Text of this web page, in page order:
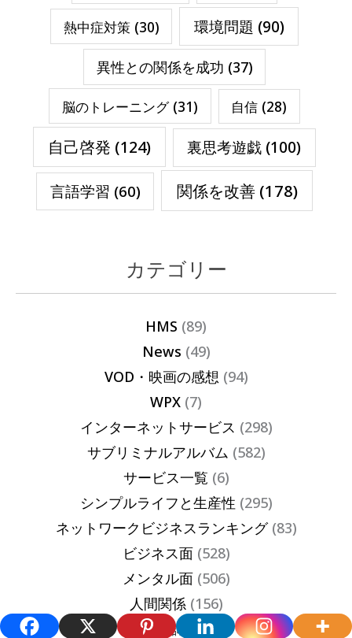
熱中症対策 (30) 環境問題 (90)
異性との関係を成功 (37)
脳のトレーニング(31) 自信 (28)
自己啓発 (124) 裏思考遊戯 (100)
言語学習 (60) 関係を改善(178)
カテゴリー
HMS (89)
News (49)
VOD・映画の感想 (94)
WPX (7)
インターネットサービス (298)
サブリミナルアルバム (582)
サービス一覧 (6)
シンプルライフと生産性 (295)
ネットワークビジネスランキング(83)
ビジネス面(528)
メンタル面(506)
人間関係(156)
潜在意識
(211)